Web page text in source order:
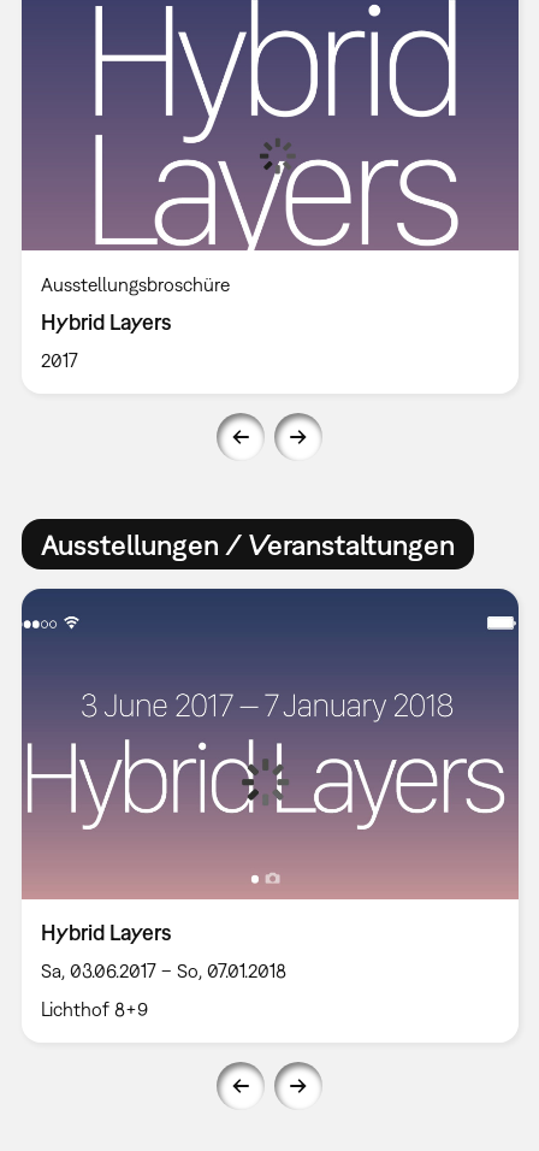
Ausstellungsbroschüre
Hybrid Layers
2017
Ausstellungen / Veranstaltungen
Hybrid Layers
Sa, 03.06.2017 – So, 07.01.2018
Lichthof 8+9